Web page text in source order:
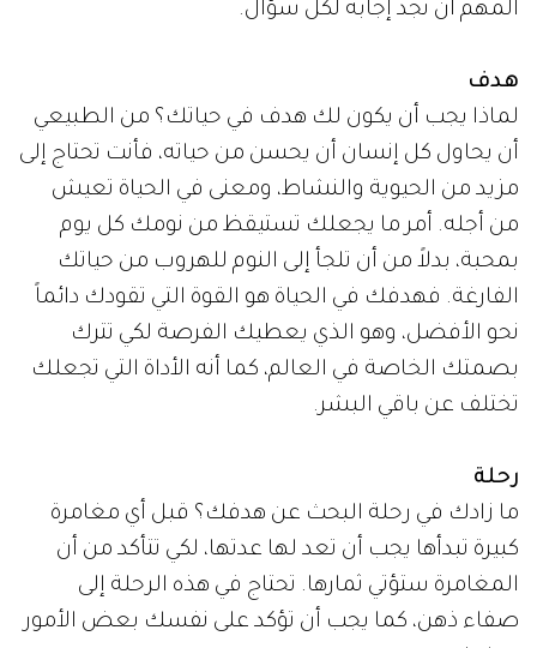
المهم أن تجد إجابة لكل سؤال.
هدف
لماذا يجب أن يكون لك هدف في حياتك؟ من الطبيعي
أن يحاول كل إنسان أن يحسن من حياته، فأنت تحتاج إلى
مزيد من الحيوية والنشاط، ومعنى في الحياة تعيش
من أجله. أمر ما يجعلك تستيقظ من نومك كل يوم
بمحبة، بدلاً من أن تلجأ إلى النوم للهروب من حياتك
الفارغة. فهدفك في الحياة هو القوة التي تقودك دائماً
نحو الأفضل، وهو الذي يعطيك الفرصة لكي تترك
بصمتك الخاصة في العالم، كما أنه الأداة التي تجعلك
تختلف عن باقي البشر.
رحلة
ما زادك في رحلة البحث عن هدفك؟ قبل أي مغامرة
كبيرة تبدأها يجب أن تعد لها عدتها، لكي تتأكد من أن
المغامرة ستؤتي ثمارها. تحتاج في هذه الرحلة إلى
صفاء ذهن، كما يجب أن تؤكد على نفسك بعض الأمور